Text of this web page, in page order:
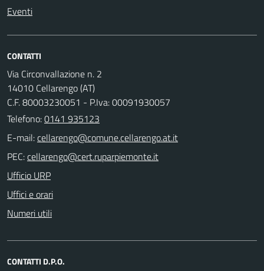
Eventi
CONTATTI
Via Circonvallazione n. 2
14010 Cellarengo (AT)
C.F. 80003230051 - P.Iva: 00091930057
Telefono:0141 935123
E-mail:
PEC:
Ufficio URP
Uffici e orari
Numeri utili
CONTATTI D.P.O.